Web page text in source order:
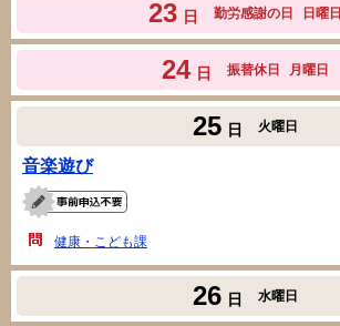
23 日 勤労感謝の日 日曜日
24 日 振替休日 月曜日
25 日 火曜日
音楽遊び
健康・こども課
26 日 水曜日